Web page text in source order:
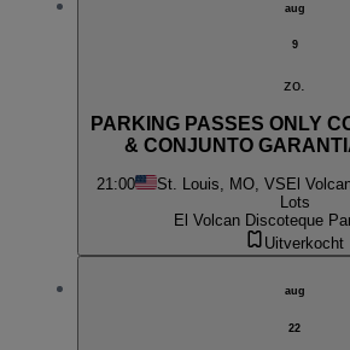
aug
9
zo.
PARKING PASSES ONLY
& CONJUNTO
21:00 St. Louis, MO, VS El
Lots
El Volcan Discoteque
Uitverkocht
aug
22